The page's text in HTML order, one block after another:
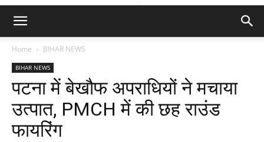
Home BIHAR NEWS
BIHAR NEWS
पटना में बेखौफ अपराधियों ने मचाया
उत्पात, PMCH में की छह राउंड
फायरिंग